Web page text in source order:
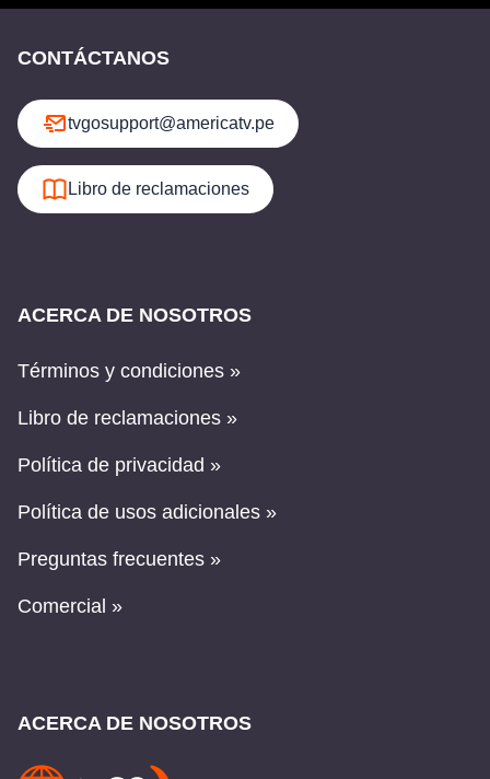
CONTÁCTANOS
tvgosupport@americatv.pe
Libro de reclamaciones
ACERCA DE NOSOTROS
Términos y condiciones »
Libro de reclamaciones »
Política de privacidad »
Política de usos adicionales »
Preguntas frecuentes »
Comercial »
ACERCA DE NOSOTROS